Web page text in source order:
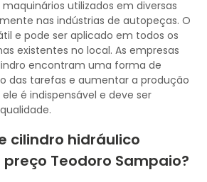
utilizados em diversas
nas indústrias de autopeças. O
e pode ser aplicado em todos os
existentes no local. As empresas
encontram uma forma de
das tarefas e aumentar a produção
é indispensável e deve ser
cilindro hidráulico
Teodoro Sampaio?